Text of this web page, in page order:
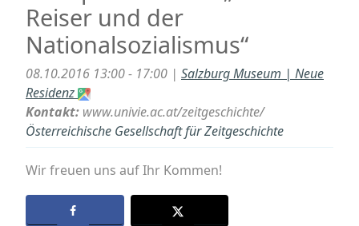
Reiser und der
Nationalsozialismus“
08.10.2016 13:00 - 17:00 | Salzburg Museum | Neue
Residenz
Kontakt: www.univie.ac.at/zeitgeschichte/
Österreichische Gesellschaft für Zeitgeschichte
Wir freuen uns auf Ihr Kommen!